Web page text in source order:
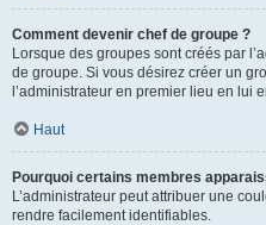
Comment devenir chef de groupe ?
Lorsque des groupes sont créés par
de groupe. Si vous désirez créer un
l’administrateur en premier lieu en lui
Haut
Pourquoi certains membres
L’administrateur peut attribuer une
rendre facilement identifiables.